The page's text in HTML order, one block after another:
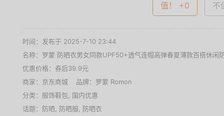
值！ +0 不
时间：发布于 2025-7-10 23:44
名称： 罗蒙 防晒衣男女同款UPF50+透气连帽高弹春夏薄款百搭休闲
优惠价格： 券后39.9元
商家： 京东商城 品牌： 罗蒙 Romon
分类： 服饰鞋包
国内优惠
话题：
防晒 防晒服 防晒衣